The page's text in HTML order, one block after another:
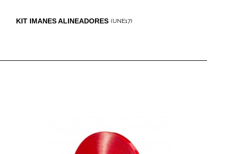
KIT IMANES ALINEADORES (UNE17)